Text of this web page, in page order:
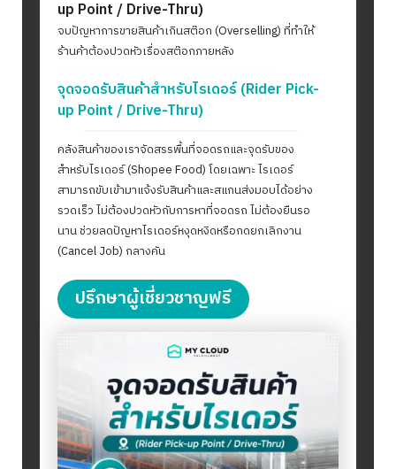
Search
for:
up Point / Drive-Thru)
จบปัญหาการขายสินค้าเกินสต๊อก (Overselling) ที่ทำให้
ร้านค้าต้องปวดหัวเรื่องสต๊อกภายหลัง
จุดจอดรับสินค้าสำหรับไรเดอร์ (Rider Pick-
up Point / Drive-Thru)
คลังสินค้าของเราจัดสรรพื้นที่จอดรถและจุดรับของ
สำหรับไรเดอร์ (Shopee Food) โดยเฉพาะ ไรเดอร์
สามารถขับเข้ามาแจ้งรับสินค้าและสแกนส่งมอบได้อย่าง
รวดเร็ว ไม่ต้องปวดหัวกับการหาที่จอดรถ ไม่ต้องยืนรอ
นาน ช่วยลดปัญหาไรเดอร์หงุดหงิดหรือกดยกเลิกงาน
(Cancel Job) กลางคัน
ปรึกษาผู้เชี่ยวชาญฟรี